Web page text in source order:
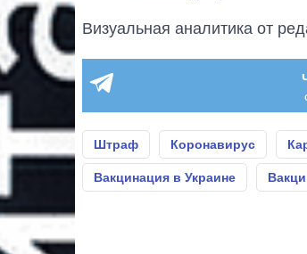
Визуальная аналитика от
Штраф Коронавирус
Вакцинация в Украине